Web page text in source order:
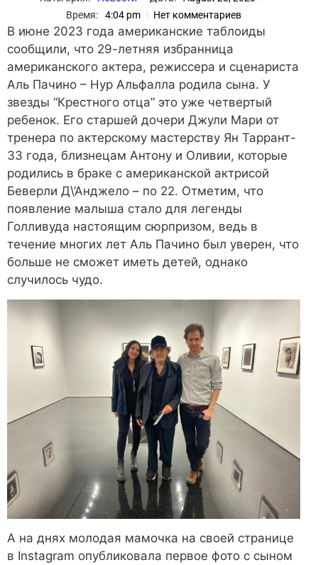
Время:
4:04 pm Нет комментариев
В июне 2023 года американские таблоиды
сообщили, что 29-летняя избранница
американского актера, режиссера и сценариста
Аль Пачино – Нур Альфалла родила сына. У
звезды “Крестного отца” это уже четвертый
ребенок. Его старшей дочери Джули Мари от
тренера по актерскому мастерству Ян Таррант-
33 года, близнецам Антону и Оливии, которые
родились в браке с американской актрисой
Беверли Д\’Анджело – по 22. Отметим, что
появление малыша стало для легенды
Голливуда настоящим сюрпризом, ведь в
течение многих лет Аль Пачино был уверен, что
больше не сможет иметь детей, однако
случилось чудо.
А на днях молодая мамочка на своей странице
в Instagram опубликовала первое фото с сыном